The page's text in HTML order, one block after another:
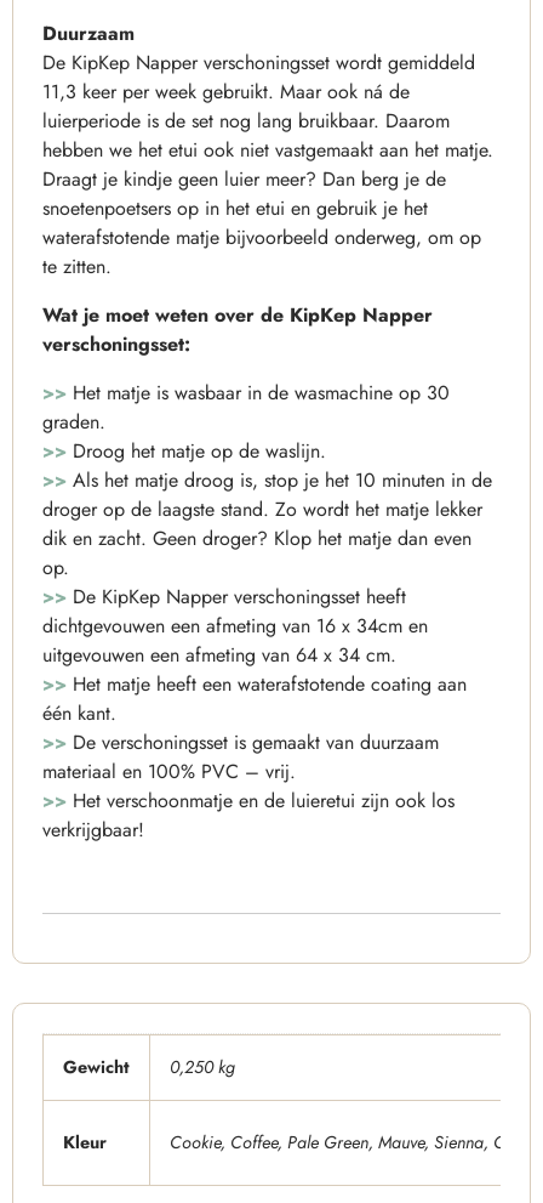
Duurzaam
De KipKep Napper verschoningsset wordt gemiddeld
11,3 keer per week gebruikt. Maar ook ná de
luierperiode is de set nog lang bruikbaar. Daarom
hebben we het etui ook niet vastgemaakt aan het matje.
Draagt je kindje geen luier meer? Dan berg je de
snoetenpoetsers op in het etui en gebruik je het
waterafstotende matje bijvoorbeeld onderweg, om op
te zitten.
Wat je moet weten over de KipKep Napper
verschoningsset:
>> Het matje is wasbaar in de wasmachine op 30
graden.
>> Droog het matje op de waslijn.
>> Als het matje droog is, stop je het 10 minuten in de
droger op de laagste stand. Zo wordt het matje lekker
dik en zacht. Geen droger? Klop het matje dan even
op.
>> De KipKep Napper verschoningsset heeft
dichtgevouwen een afmeting van 16 x 34cm en
uitgevouwen een afmeting van 64 x 34 cm.
>> Het matje heeft een waterafstotende coating aan
één kant.
>> De verschoningsset is gemaakt van duurzaam
materiaal en 100% PVC – vrij.
>> Het verschoonmatje en de luieretui zijn ook los
verkrijgbaar!
Gewicht 0,250 kg
Kleur Cookie, Coffee, Pale Green, Mauve, Sienna,